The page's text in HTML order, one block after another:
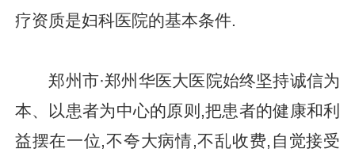
疗资质是妇科医院的基本条件.
郑州市·郑州华医大医院始终坚持诚信为
本、以患者为中心的原则,把患者的健康和利
益摆在一位,不夸大病情,不乱收费,自觉接受